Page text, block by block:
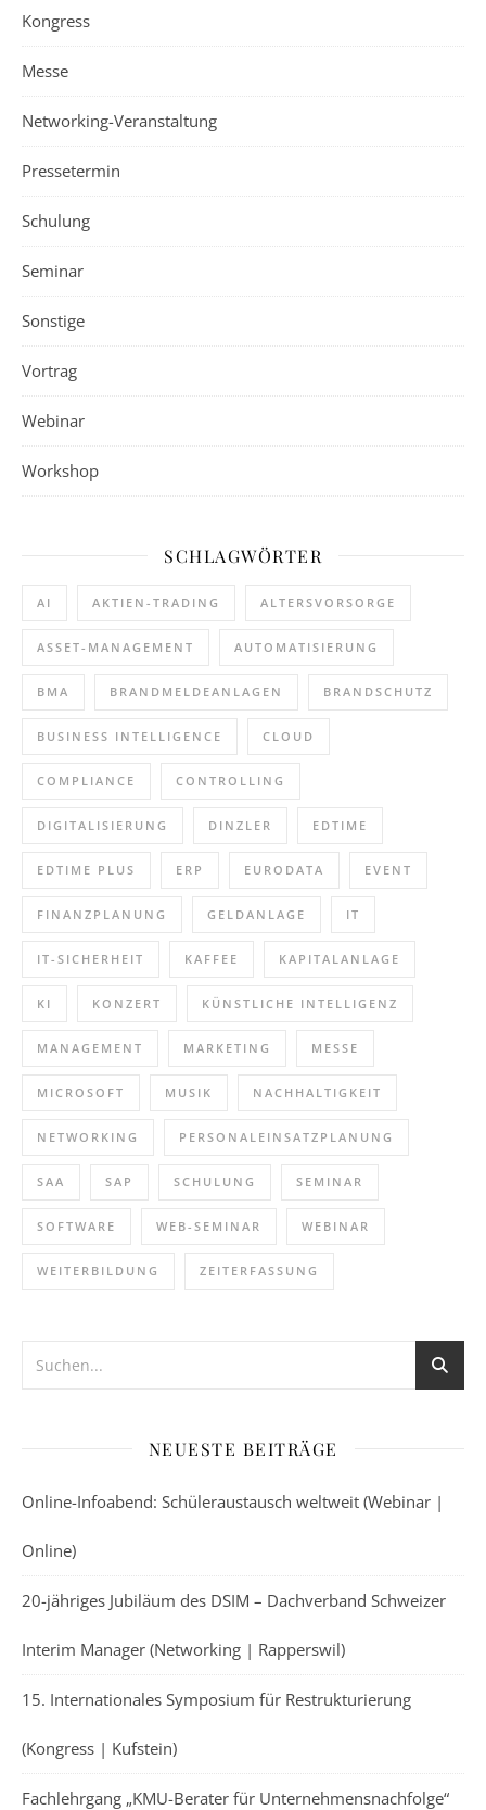
Kongress
Messe
Networking-Veranstaltung
Pressetermin
Schulung
Seminar
Sonstige
Vortrag
Webinar
Workshop
SCHLAGWÖRTER
AI AKTIEN-TRADING ALTERSVORSORGE
ASSET-MANAGEMENT AUTOMATISIERUNG
BMA BRANDMELDEANLAGEN BRANDSCHUTZ
BUSINESS INTELLIGENCE CLOUD
COMPLIANCE CONTROLLING
DIGITALISIERUNG DINZLER EDTIME
EDTIME PLUS ERP EURODATA EVENT
FINANZPLANUNG GELDANLAGE IT
IT-SICHERHEIT KAFFEE KAPITALANLAGE
KI KONZERT KÜNSTLICHE INTELLIGENZ
MANAGEMENT MARKETING MESSE
MICROSOFT MUSIK NACHHALTIGKEIT
NETWORKING PERSONALEINSATZPLANUNG
SAA SAP SCHULUNG SEMINAR
SOFTWARE WEB-SEMINAR WEBINAR
WEITERBILDUNG ZEITERFASSUNG
NEUESTE BEITRÄGE
Online-Infoabend: Schüleraustausch weltweit (Webinar |
Online)
20-jähriges Jubiläum des DSIM – Dachverband Schweizer
Interim Manager (Networking | Rapperswil)
15. Internationales Symposium für Restrukturierung
(Kongress | Kufstein)
Fachlehrgang „KMU-Berater für Unternehmensnachfolge“